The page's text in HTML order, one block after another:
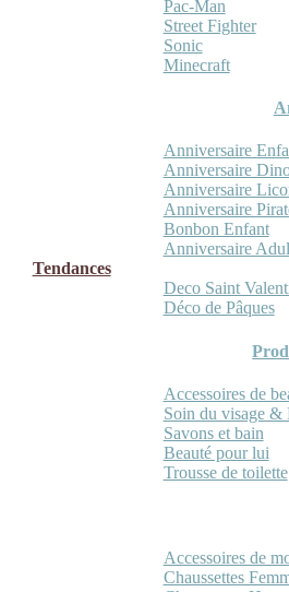
Pac-Man
Street Fighter
Sonic
Minecraft
Anniversaire
Anniversaire
Anniversaire
Anniversaire
Bonbon Enfant
Anniversaire
Tendances
Deco Saint
Déco de Pâques
Accessoires de
Soin du visage &
Savons et bain
Beauté pour lui
Trousse de toilette
Accessoires de
Chaussettes